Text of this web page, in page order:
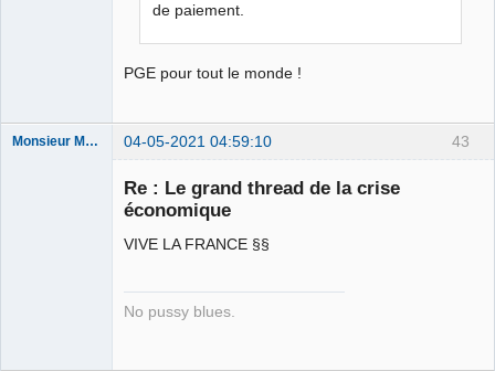
de paiement.
PGE pour tout le monde !
43
Monsieur Maurice 04-05-2021 04:59:10
Re : Le grand thread de la crise
économique
VIVE LA FRANCE §§
No pussy blues.